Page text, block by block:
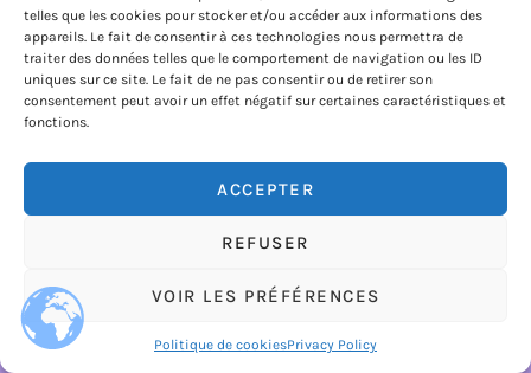
telles que les cookies pour stocker et/ou accéder aux informations des
appareils. Le fait de consentir à ces technologies nous permettra de
traiter des données telles que le comportement de navigation ou les ID
uniques sur ce site. Le fait de ne pas consentir ou de retirer son
consentement peut avoir un effet négatif sur certaines caractéristiques et
fonctions.
ACCEPTER
REFUSER
VOIR LES PRÉFÉRENCES
Politique de cookiesPrivacy Policy